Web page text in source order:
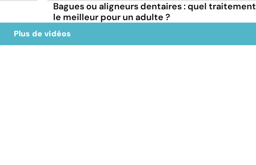
Bagues ou aligneurs dentaires : quel
le meilleur pour un adulte ?
Plus de vidéos